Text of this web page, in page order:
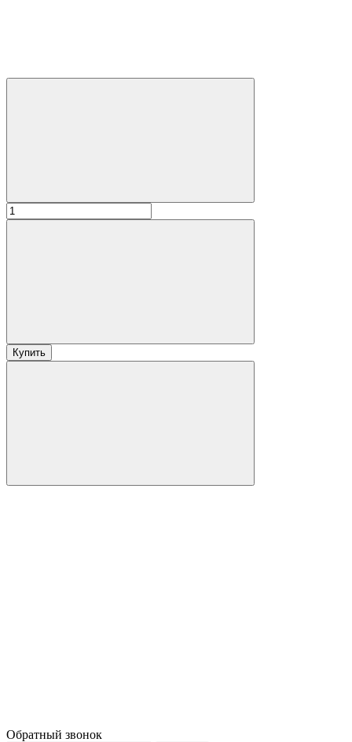
Купить
Обратный звонок